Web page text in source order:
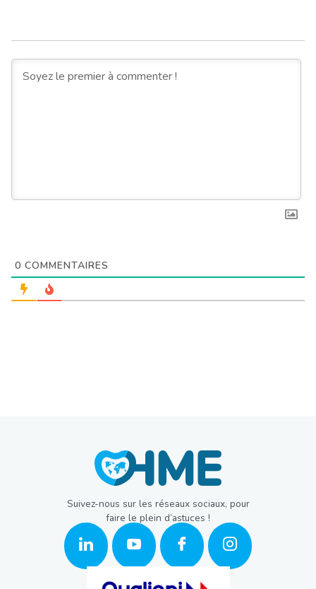
0 COMMENTAIRES
Suivez-nous sur les réseaux sociaux, pour
faire le plein d’astuces !